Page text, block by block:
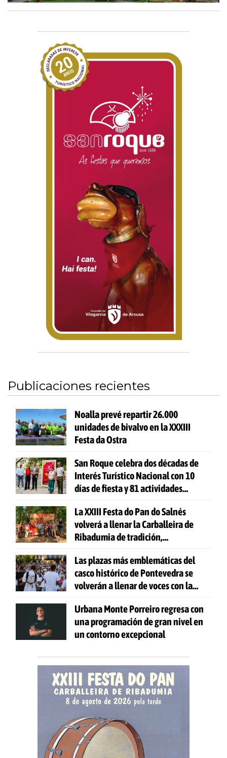
Publicaciones recientes
Noalla prevé repartir 26.000
unidades de bivalvo en la XXXIII
Festa da Ostra
San Roque celebra dos décadas de
Interés Turístico Nacional con 10
días de fiesta y 81 actividades
La XXIII Festa do Pan do Salnés
volverá a llenar la Carballeira de
Ribadumia de tradición,
todas las edades
Las plazas más emblemáticas del
casco histórico de Pontevedra se
volverán a llenar de voces con la
Urbana Monte Porreiro regresa con
una programación de gran nivel en
un contorno excepcional